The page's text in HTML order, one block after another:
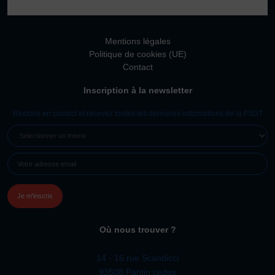
Vivicittà
Réaffiliation
Prise de licence
JE SOUHAITE TROUVER UN COMITÉ
JE SOUHAITE ADHÉRER
Affiliation
Honorabilité
Certificat Médical
Mentions légales
Politique de cookies (UE)
Contact
Inscription à la newsletter
Restons en contact et recevez toutes les dernières informations de la FSGT
UN
(NÉCESSAIRE)
MAIL
Où nous trouver ?
14 - 16 rue Scandicci
93508 Pantin cedex